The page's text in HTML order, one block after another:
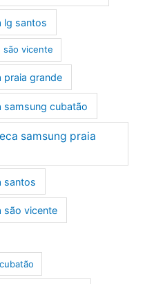
lg santos
são vicente
praia grande
samsung cubatão
samsung praia
santos
são vicente